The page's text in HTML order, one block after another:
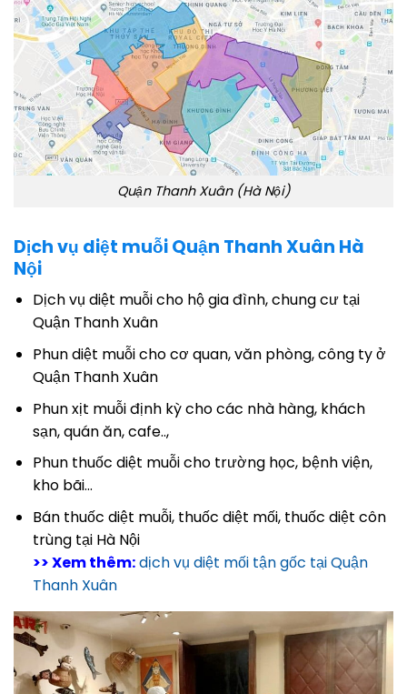
Quận Thanh Xuân (Hà Nội)
Dịch vụ diệt muỗi Quận Thanh Xuân Hà
Nội
Dịch vụ diệt muỗi cho hộ gia đình, chung cư tại
Quận Thanh Xuân
Phun diệt muỗi cho cơ quan, văn phòng, công ty ở
Quận Thanh Xuân
Phun xịt muỗi định kỳ cho các nhà hàng, khách
sạn, quán ăn, cafe..,
Phun thuốc diệt muỗi cho trường học, bệnh viện,
kho bãi…
Bán thuốc diệt muỗi, thuốc diệt mối, thuốc diệt côn
trùng tại Hà Nội
>> Xem thêm:dịch vụ diệt mối tận gốc tại Quận
Thanh Xuân